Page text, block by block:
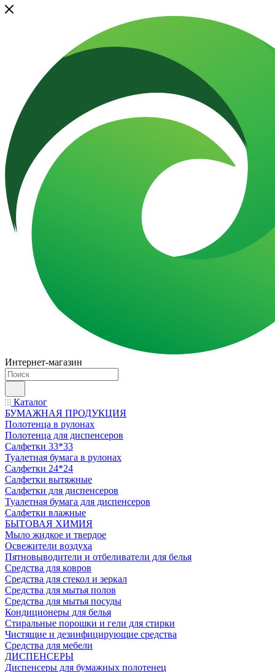
Интернет-магазин
Каталог
БУМАЖНАЯ ПРОДУКЦИЯ
Полотенца в рулонах
Полотенца для диспенсеров
Салфетки 33*33
Туалетная бумага в рулонах
Салфетки 24*24
Салфетки вытяжные
Салфетки для диспенсеров
Туалетная бумага для диспенсеров
Салфетки влажные
БЫТОВАЯ ХИМИЯ
Мыло жидкое и твердое
Освежители воздуха
Пятновыводители и отбеливатели для белья
Средства для ковров
Средства для стекол и зеркал
Средства для мытья полов
Средства для мытья посуды
Кондиционеры для белья
Стиральные порошки и гели для стирки
Чистящие и дезинфицирующие средства
Средства для мебели
ДИСПЕНСЕРЫ
Диспенсеры для бумажных полотенец